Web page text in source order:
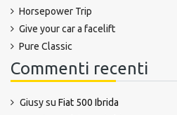
Horsepower Trip
Give your car a facelift
Pure Classic
Commenti recenti
Giusysu Fiat 500 Ibrida